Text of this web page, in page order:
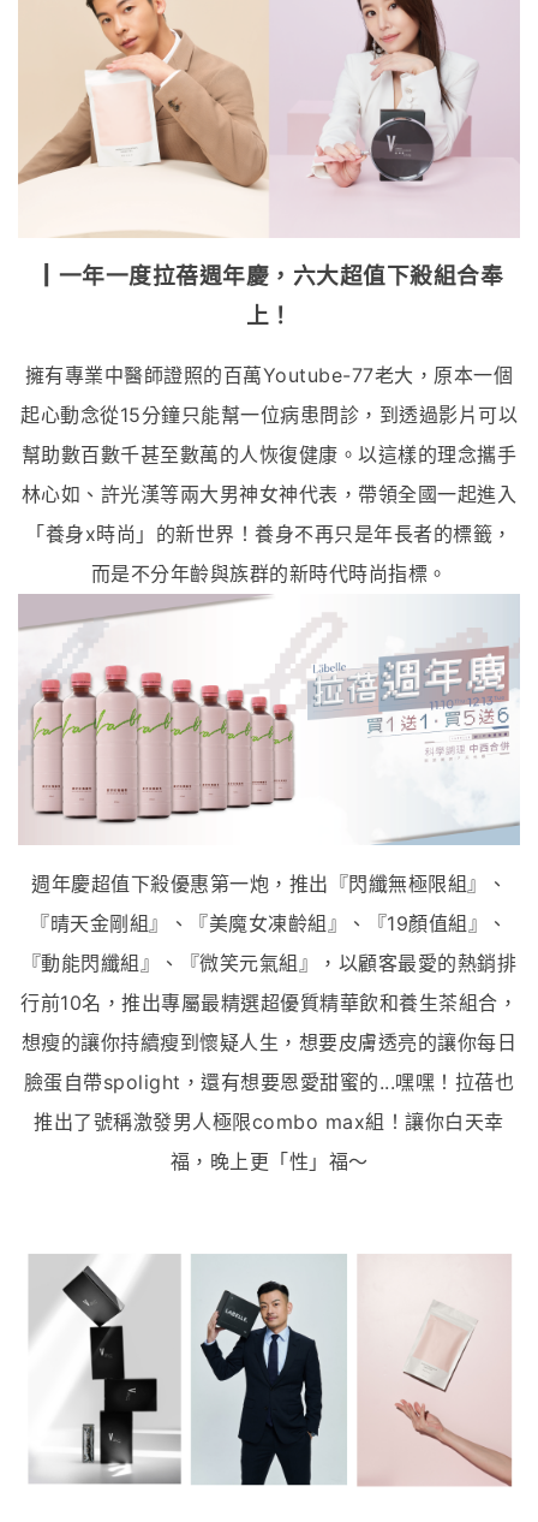
┃一年一度拉蓓週年慶，六大超值下殺組合奉
上！
擁有專業中醫師證照的百萬Youtube-77老大，原本一個
起心動念從15分鐘只能幫一位病患問診，到透過影片可以
幫助數百數千甚至數萬的人恢復健康。以這樣的理念攜手
林心如、許光漢等兩大男神女神代表，帶領全國一起進入
「養身x時尚」的新世界！養身不再只是年長者的標籤，
而是不分年齡與族群的新時代時尚指標。
週年慶超值下殺優惠第一炮，推出『閃纖無極限組』、
『晴天金剛組』、『美魔女凍齡組』、『19顏值組』、
『動能閃纖組』、『微笑元氣組』，以顧客最愛的熱銷排
行前10名，推出專屬最精選超優質精華飲和養生茶組合，
想瘦的讓你持續瘦到懷疑人生，想要皮膚透亮的讓你每日
臉蛋自帶spolight，還有想要恩愛甜蜜的...嘿嘿！拉蓓也
推出了號稱激發男人極限combo max組！讓你白天幸
福，晚上更「性」福～